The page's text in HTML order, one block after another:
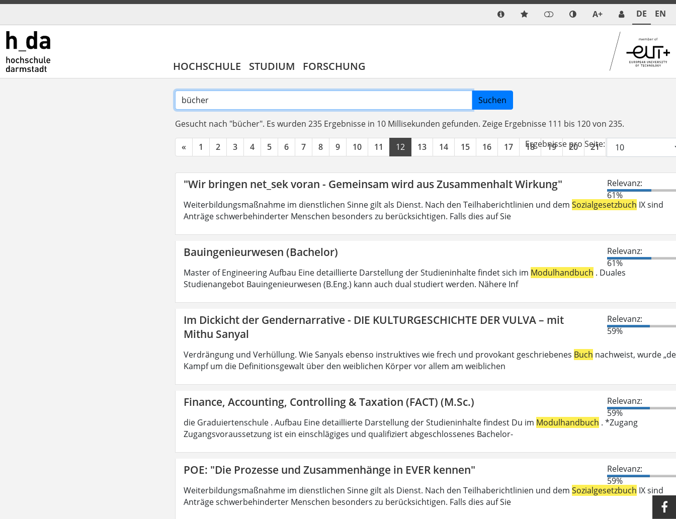
A+ DE EN
HOCHSCHULE STUDIUM FORSCHUNG
Suchen
Gesucht nach "bücher". Es wurden 235 Ergebnisse in 10 Millisekunden gefunden. Zeige Ergebnisse 111 bis 120 von 235.
« 1 2 3 4 5 6 7 8 9 10 11 12 13 14 15 16 17 18 19 20 21 22
Ergebnisse pro Seite:
"Wir bringen net_sek voran - Gemeinsam wird aus Zusammenhalt Wirkung"
Relevanz:
61%
Weiterbildungsmaßnahme im dienstlichen Sinne gilt als Dienst. Nach den Teilhaberichtlinien und dem Sozialgesetzbuch IX sind
Anträge schwerbehinderter Menschen besonders zu berücksichtigen. Falls dies auf Sie
Bauingenieurwesen (Bachelor)
Relevanz:
61%
Master of Engineering Aufbau Eine detaillierte Darstellung der Studieninhalte findet sich im Modulhandbuch . Duales
Studienangebot Bauingenieurwesen (B.Eng.) kann auch dual studiert werden. Nähere Inf
Im Dickicht der Gendernarrative - DIE KULTURGESCHICHTE DER VULVA – mit
Mithu Sanyal
Relevanz:
59%
Verdrängung und Verhüllung. Wie Sanyals ebenso instruktives wie frech und provokant geschriebenes Buch nachweist, wurde
Kampf um die Definitionsgewalt über den weiblichen Körper vor allem am weiblichen
Finance, Accounting, Controlling & Taxation (FACT) (M.Sc.)
Relevanz:
59%
die Graduiertenschule . Aufbau Eine detaillierte Darstellung der Studieninhalte findest Du im Modulhandbuch . *Zugang
Zugangsvoraussetzung ist ein einschlägiges und qualifiziert abgeschlossenes Bachelor-
POE: "Die Prozesse und Zusammenhänge in EVER kennen"
Relevanz:
59%
Weiterbildungsmaßnahme im dienstlichen Sinne gilt als Dienst. Nach den Teilhaberichtlinien und dem Sozialgesetzbuch IX sind
Anträge schwerbehinderter Menschen besonders zu berücksichtigen. Falls dies auf Sie
